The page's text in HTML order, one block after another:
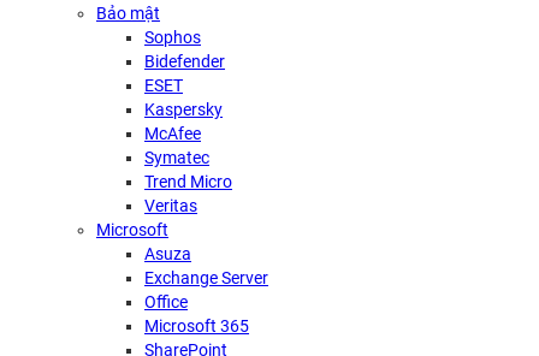
Bảo mật
Sophos
Bidefender
ESET
Kaspersky
McAfee
Symatec
Trend Micro
Veritas
Microsoft
Asuza
Exchange Server
Office
Microsoft 365
SharePoint